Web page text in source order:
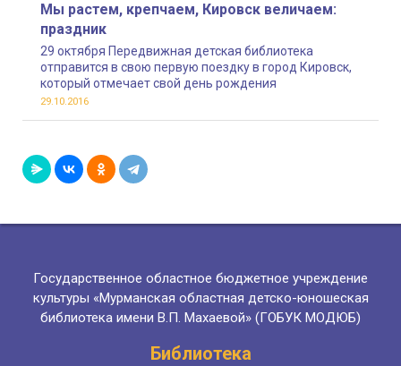
Мы растем, крепчаем, Кировск величаем:
праздник
29 октября Передвижная детская библиотека
отправится в свою первую поездку в город Кировск,
который отмечает свой день рождения
29.10.2016
Государственное областное бюджетное учреждение
культуры «Мурманская областная детско-юношеская
библиотека имени В.П. Махаевой» (ГОБУК МОДЮБ)
Библиотека